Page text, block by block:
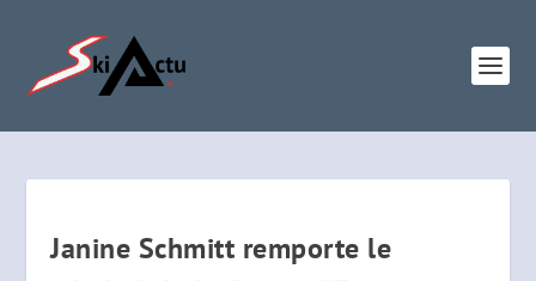
Janine Schmitt remporte le